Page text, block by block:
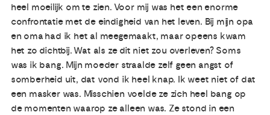
heel moeilijk om te zien. Voor mij was het een enorme
confrontatie met de eindigheid van het leven. Bij mijn opa
en oma had ik het al meegemaakt, maar opeens kwam
het zo dichtbij. Wat als ze dit niet zou overleven? Soms
was ik bang. Mijn moeder straalde zelf geen angst of
somberheid uit, dat vond ik heel knap. Ik weet niet of dat
een masker was. Misschien voelde ze zich heel bang op
de momenten waarop ze alleen was. Ze stond in een